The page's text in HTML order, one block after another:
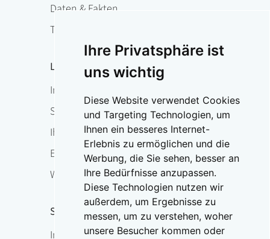
Ihre Privatsphäre ist
uns wichtig
Diese Website verwendet Cookies
und Targeting Technologien, um
Ihnen ein besseres Internet-
Erlebnis zu ermöglichen und die
Werbung, die Sie sehen, besser an
Ihre Bedürfnisse anzupassen.
Diese Technologien nutzen wir
außerdem, um Ergebnisse zu
messen, um zu verstehen, woher
unsere Besucher kommen oder
Daten & Fakten
Therapie
Leben mit Osteoporose
Im Überblick
Sturzprophylaxe & Funktionstraining
Ihr Ansprechpartner vor Ort
Expertensuche
Weltosteoporosetag
Service
Im Überblick